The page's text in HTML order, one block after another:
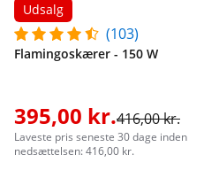
Udsalg
(103)
Flamingoskærer - 150 W
395,00 kr.416,00 kr.
Laveste pris seneste 30 dage inden
nedsættelsen: 416,00 kr.